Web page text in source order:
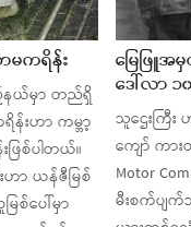
မကရိန်း
နယ်မှာ တည်ရှိ
န်းဟာ ကမ္ဘာ့
ြစ်ပါတယ်။
ဟာ ယန်ဇီမြစ်
စ်ပေါ်မှာ
မြေဖြူ
ဒေါ်လာ
သူဌေးကြီ
ကျော် ကာ
Motor
မီးစက်ပျ